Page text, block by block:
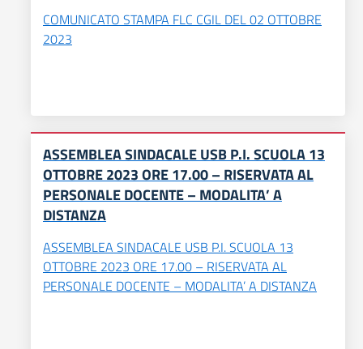
COMUNICATO STAMPA FLC CGIL DEL 02 OTTOBRE
2023
ASSEMBLEA SINDACALE USB P.I. SCUOLA 13
OTTOBRE 2023 ORE 17.00 – RISERVATA AL
PERSONALE DOCENTE – MODALITA’ A
DISTANZA
ASSEMBLEA SINDACALE USB P.I. SCUOLA 13
OTTOBRE 2023 ORE 17.00 – RISERVATA AL
PERSONALE DOCENTE – MODALITA’ A DISTANZA